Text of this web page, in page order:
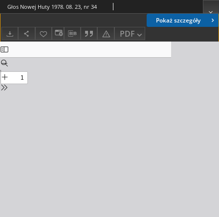
Pokaż szczegóły
PDF
Głos Nowej Huty 1978. 08. 23, nr 34